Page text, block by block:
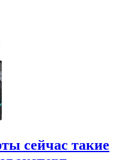
сейчас такие